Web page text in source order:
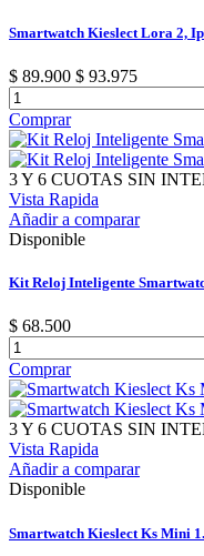
Smartwatch Kieslect Lora 2,
$ 89.900 $ 93.975
Comprar
3 Y 6 CUOTAS SIN
Vista Rapida
Añadir a comparar
Disponible
Kit Reloj Inteligente
$ 68.500
Comprar
3 Y 6 CUOTAS SIN
Vista Rapida
Añadir a comparar
Disponible
Smartwatch Kieslect Ks Mini